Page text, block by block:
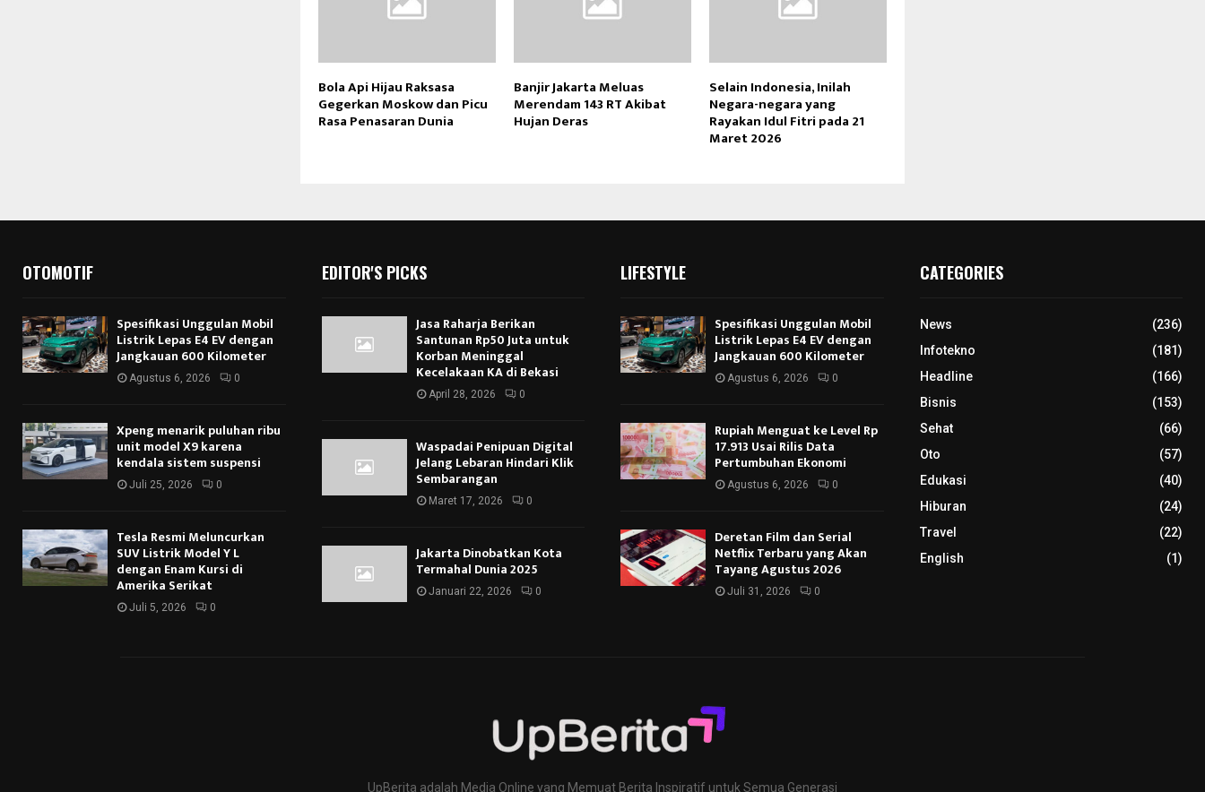
Bola Api Hijau Raksasa
Gegerkan Moskow dan Picu
Rasa Penasaran Dunia
Banjir Jakarta Meluas
Merendam 143 RT Akibat
Hujan Deras
Selain Indonesia, Inilah
Negara-negara yang
Rayakan Idul Fitri pada 21
Maret 2026
OTOMOTIF
Spesifikasi Unggulan Mobil
Listrik Lepas E4 EV dengan
Jangkauan 600 Kilometer
Agustus 6, 2026 0
Xpeng menarik puluhan ribu
unit model X9 karena
kendala sistem suspensi
Juli 25, 2026 0
Tesla Resmi Meluncurkan
SUV Listrik Model Y L
dengan Enam Kursi di
Amerika Serikat
Juli 5, 2026 0
EDITOR'S PICKS
Jasa Raharja Berikan
Santunan Rp50 Juta untuk
Korban Meninggal
Kecelakaan KA di Bekasi
April 28, 2026 0
Waspadai Penipuan Digital
Jelang Lebaran Hindari Klik
Sembarangan
Maret 17, 2026 0
Jakarta Dinobatkan Kota
Termahal Dunia 2025
Januari 22, 2026 0
LIFESTYLE
Spesifikasi Unggulan Mobil
Listrik Lepas E4 EV dengan
Jangkauan 600 Kilometer
Agustus 6, 2026 0
Rupiah Menguat ke Level Rp
17.913 Usai Rilis Data
Pertumbuhan Ekonomi
Agustus 6, 2026 0
Deretan Film dan Serial
Netflix Terbaru yang Akan
Tayang Agustus 2026
Juli 31, 2026 0
CATEGORIES
News
(236)
Infotekno
(181)
Headline
(166)
Bisnis
(153)
Sehat
(66)
Oto
(57)
Edukasi
(40)
Hiburan
(24)
Travel
(22)
English
(1)
UpBerita adalah Media Online yang Memuat Berita Inspiratif untuk Semua Generasi